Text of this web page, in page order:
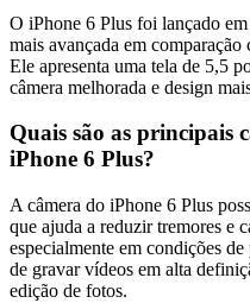
O iPhone 6 Plus foi lançado
mais avançada em
Ele apresenta uma tela de 5,5
câmera melhorada e design
Quais são as principais
iPhone 6 Plus?
A câmera do iPhone 6 Plus
que ajuda a reduzir tremores e
especialmente em condições
de gravar vídeos em alta
edição de fotos.